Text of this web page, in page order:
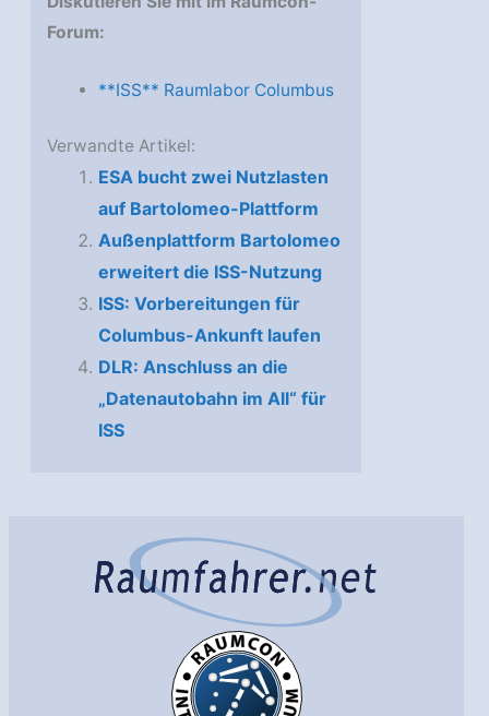
Forum:
**ISS** Raumlabor Columbus
Verwandte Artikel:
ESA bucht zwei Nutzlasten
auf Bartolomeo-Plattform
Außenplattform Bartolomeo
erweitert die ISS-Nutzung
ISS: Vorbereitungen für
Columbus-Ankunft laufen
DLR: Anschluss an die
„Datenautobahn im All“ für
ISS